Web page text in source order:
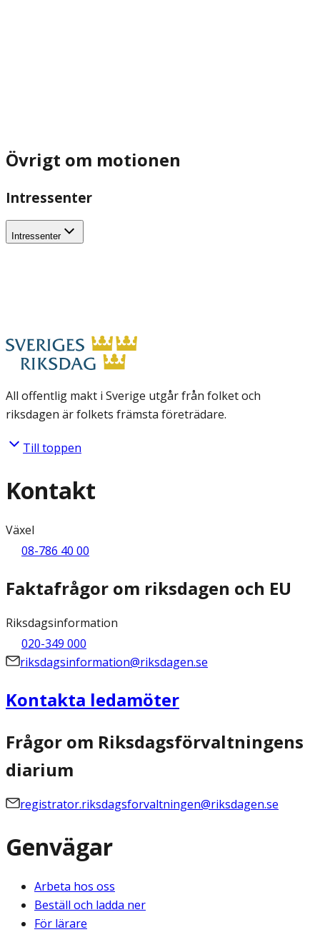
Övrigt om motionen
Intressenter
Intressenter
All offentlig makt i Sverige utgår från folket och
riksdagen är folkets främsta företrädare.
Till toppen
Kontakt
Växel
08-786 40 00
Faktafrågor om riksdagen och EU
Riksdagsinformation
020-349 000
riksdagsinformation@riksdagen.se
Kontakta ledamöter
Frågor om Riksdagsförvaltningens
diarium
registrator.riksdagsforvaltningen@riksdagen.se
Genvägar
Arbeta hos oss
Beställ och ladda ner
För lärare